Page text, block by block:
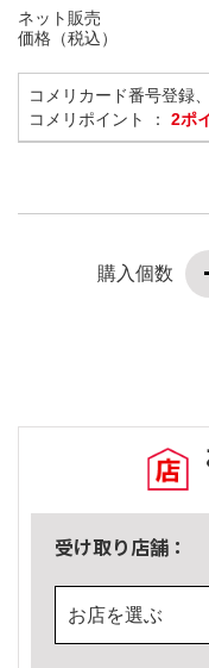
ネット販売
価格（税込）
コメリカード番号登録
コメリポイント ： 2ポ
購入個数
受け取り店舗：
お店を選ぶ